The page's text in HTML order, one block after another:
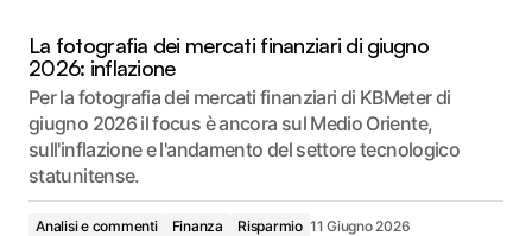
La fotografia dei mercati finanziari di giugno
2026: inflazione
Per la fotografia dei mercati finanziari di KBMeter di
giugno 2026 il focus è ancora sul Medio Oriente,
sull'inflazione e l'andamento del settore tecnologico
statunitense.
Analisi e commenti Finanza Risparmio 11 Giugno 2026